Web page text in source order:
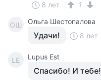
8 лет 1
ОШ Ольга Шестопалова
Удачи! 8 лет
LE Lupus Est
Спасибо! И тебе!